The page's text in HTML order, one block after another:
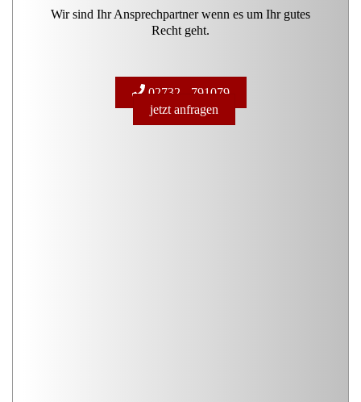
Wir sind Ihr Ansprechpartner wenn es um Ihr gutes
Recht geht.
02732 - 791079
jetzt anfragen